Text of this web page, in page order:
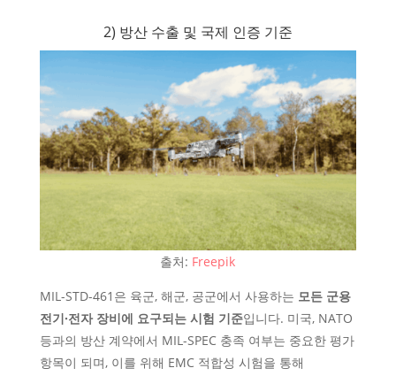
2) 방산 수출 및 국제 인증 기준
출처: Freepik
MIL-STD-461은 육군, 해군, 공군에서 사용하는 모든 군용
전기·전자 장비에 요구되는 시험 기준입니다. 미국, NATO
등과의 방산 계약에서 MIL-SPEC 충족 여부는 중요한 평가
항목이 되며, 이를 위해 EMC 적합성 시험을 통해